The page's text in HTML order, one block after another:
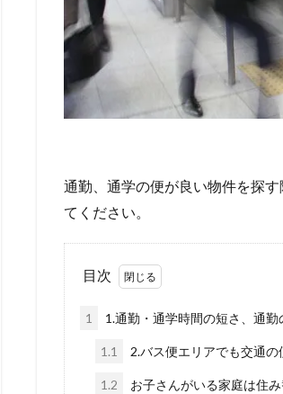
通勤、通学の便が良い物件を探
てください。
目次
1 1.通勤・通学時間の短さ、通
1.1 2.バス便エリアでも交通
1.2 お子さんがいる家庭は住